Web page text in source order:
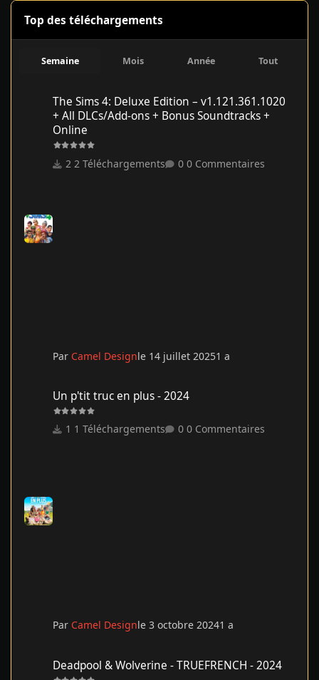
Top des téléchargements
Semaine Mois Année Tout
The Sims 4: Deluxe Edition – v1.121.361.1020
+ All DLCs/Add-ons + Bonus Soundtracks +
Online
2 Téléchargements 0 Commentaires
Par Camel Designle 14 juillet 20251 a
Un p'tit truc en plus - 2024
1 Téléchargements 0 Commentaires
Par Camel Designle 3 octobre 20241 a
Deadpool & Wolverine - TRUEFRENCH - 2024